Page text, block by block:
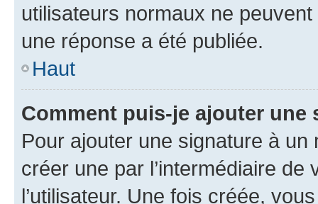
utilisateurs normaux ne
une réponse a été publiée.
Haut
Comment puis-je ajouter une
Pour ajouter une signature à un
créer une par l’intermédiaire
l’utilisateur. Une fois créée,